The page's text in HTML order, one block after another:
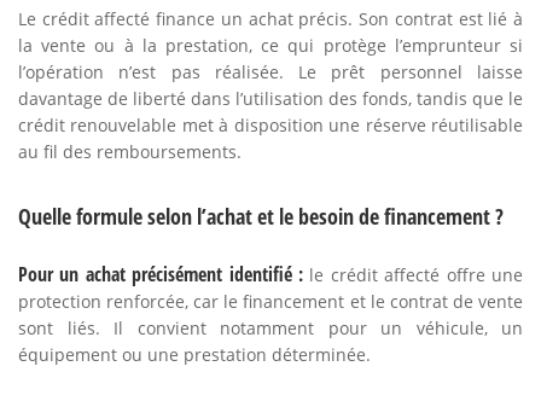
Le crédit affecté finance un achat précis. Son contrat est lié à
la vente ou à la prestation, ce qui protège l’emprunteur si
l’opération n’est pas réalisée. Le prêt personnel laisse
davantage de liberté dans l’utilisation des fonds, tandis que le
crédit renouvelable met à disposition une réserve réutilisable
au fil des remboursements.
Quelle formule selon l’achat et le besoin de financement ?
Pour un achat précisément identifié : le crédit affecté offre une
protection renforcée, car le financement et le contrat de vente
sont liés. Il convient notamment pour un véhicule, un
équipement ou une prestation déterminée.